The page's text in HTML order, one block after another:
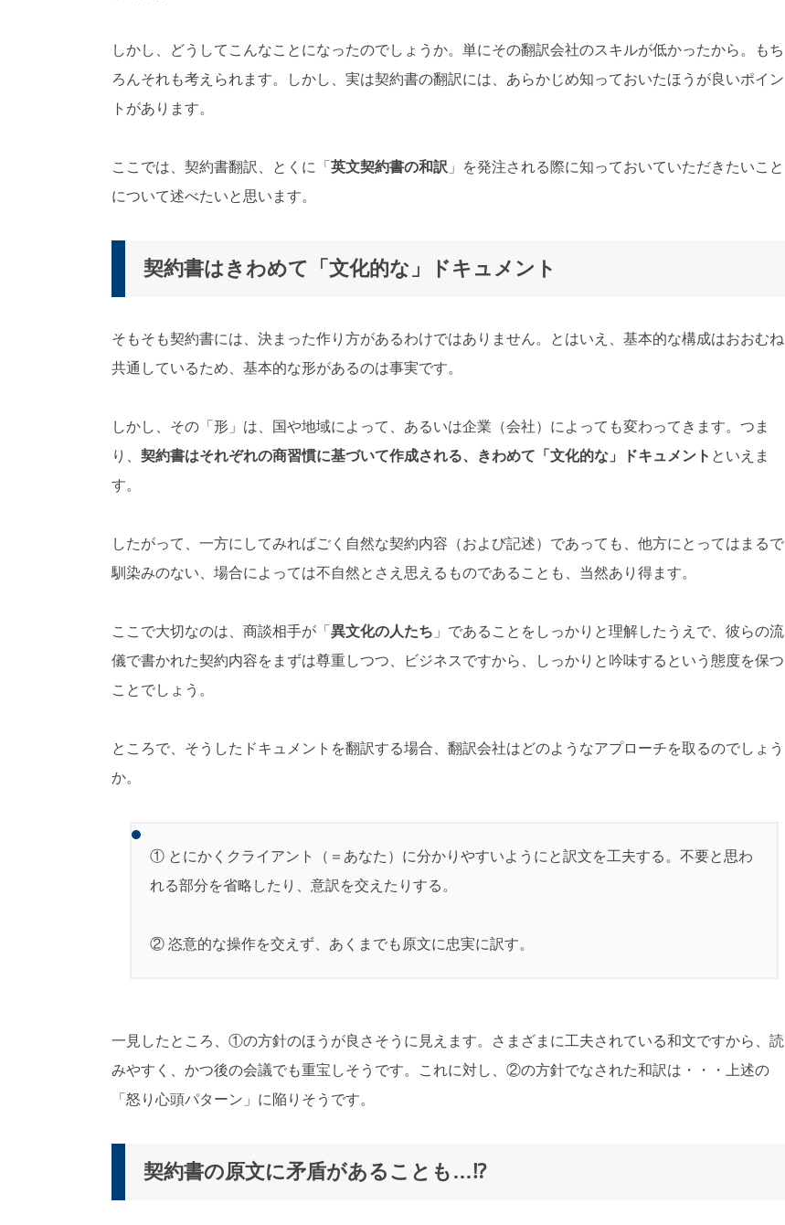
応
しかし、どうしてこんなことになったのでしょうか。単にその翻訳会社のスキルが低かったから。もち
ろんそれも考えられます。しかし、実は契約書の翻訳には、あらかじめ知っておいたほうが良いポイン
トがあります。
ここでは、契約書翻訳、とくに「 英文契約書の和訳 」を発注される際に知っておいていただきたいこと
について述べたいと思います。
契約書はきわめて「文化的な」ドキュメント
そもそも契約書には、決まった作り方があるわけではありません。とはいえ、基本的な構成はおおむね
共通しているため、基本的な形があるのは事実です。
しかし、その「形」は、国や地域によって、あるいは企業（会社）によっても変わってきます。つま
り、 契約書はそれぞれの商習慣に基づいて作成される、きわめて「文化的な」ドキュメント といえま
す。
したがって、一方にしてみればごく自然な契約内容（および記述）であっても、他方にとってはまるで
馴染みのない、場合によっては不自然とさえ思えるものであることも、当然あり得ます。
ここで大切なのは、商談相手が「 異文化の人たち 」であることをしっかりと理解したうえで、彼らの流
儀で書かれた契約内容をまずは尊重しつつ、ビジネスですから、しっかりと吟味するという態度を保つ
ことでしょう。
ところで、そうしたドキュメントを翻訳する場合、翻訳会社はどのようなアプローチを取るのでしょう
か。
① とにかくクライアント（＝あなた）に分かりやすいようにと訳文を工夫する。不要と思わ
れる部分を省略したり、意訳を交えたりする。
② 恣意的な操作を交えず、あくまでも原文に忠実に訳す。
一見したところ、①の方針のほうが良さそうに見えます。さまざまに工夫されている和文ですから、読
みやすく、かつ後の会議でも重宝しそうです。これに対し、②の方針でなされた和訳は・・・上述の
「怒り心頭パターン」に陥りそうです。
契約書の原文に矛盾があることも…⁉